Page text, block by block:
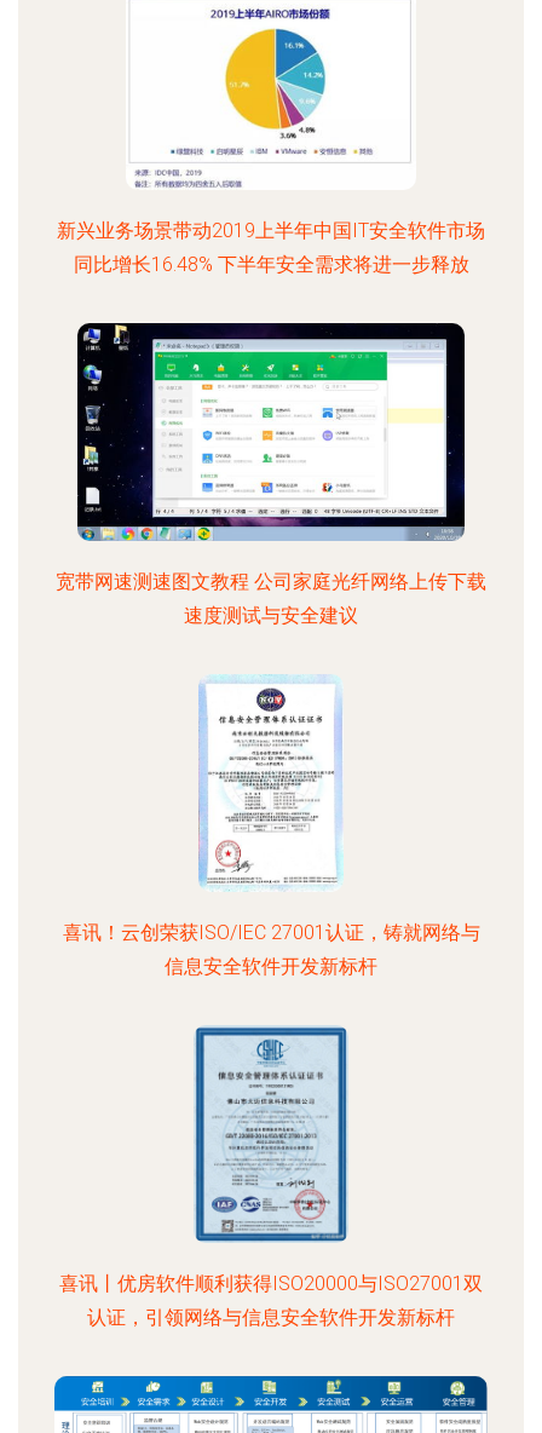
新兴业务场景带动2019上半年中国IT安全软件市场
同比增长16.48% 下半年安全需求将进一步释放
宽带网速测速图文教程 公司家庭光纤网络上传下载
速度测试与安全建议
喜讯！云创荣获ISO/IEC 27001认证，铸就网络与
信息安全软件开发新标杆
喜讯丨优房软件顺利获得ISO20000与ISO27001双
认证，引领网络与信息安全软件开发新标杆